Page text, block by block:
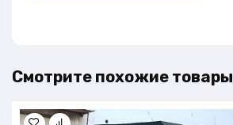
Смотрите похожие товары